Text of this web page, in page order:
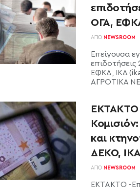
ΟΓΑ,
ΑΠΌ NEWSROOM
Επείγουσα
ΕΦΚΑ, ΙΚΑ
ΑΓΡΟΤΙΚΑ
ΕΚΤΑΚΤΟ
και
ΔΕΚΟ, ΙΚΑ
ΑΠΌ NEWSROOM
ΕΚΤΑΚΤΟ -